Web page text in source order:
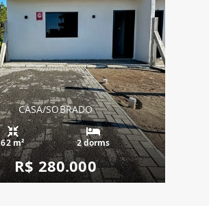
CASA/SOBRADO
62 m² 2 dorms
R$ 280.000